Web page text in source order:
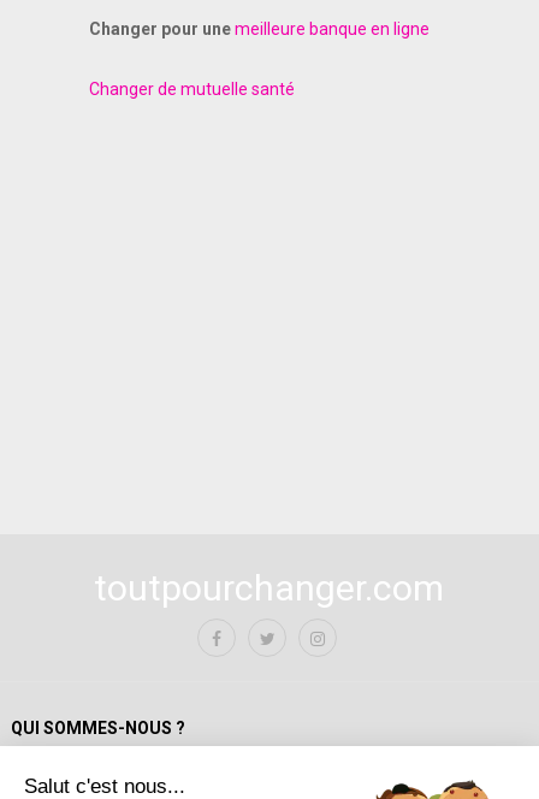
Changer pour unemeilleure banque en ligne
Changer de mutuelle santé
toutpourchanger.com
QUI SOMMES-NOUS ?
Salut c'est nous...